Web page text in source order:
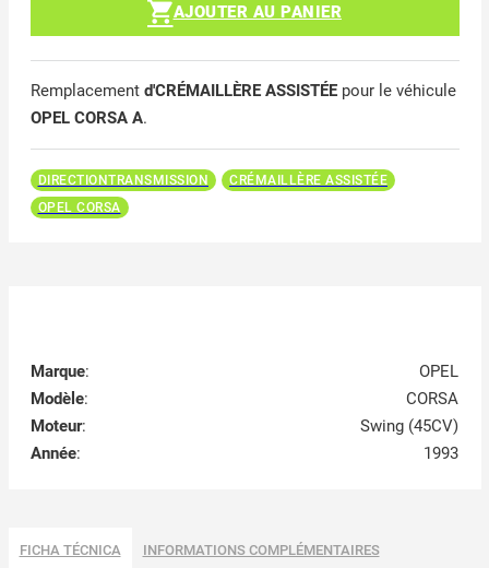
AJOUTER AU PANIER
Remplacement d'CRÉMAILLÈRE ASSISTÉEpour le véhicule
OPEL CORSA A.
DIRECTIONTRANSMISSION
CRÉMAILLÈRE ASSISTÉE
OPEL CORSA
Marque:
OPEL
Modèle:
CORSA
Moteur:
Swing (45CV)
Année: 1993
FICHA TÉCNICA INFORMATIONS COMPLÉMENTAIRES